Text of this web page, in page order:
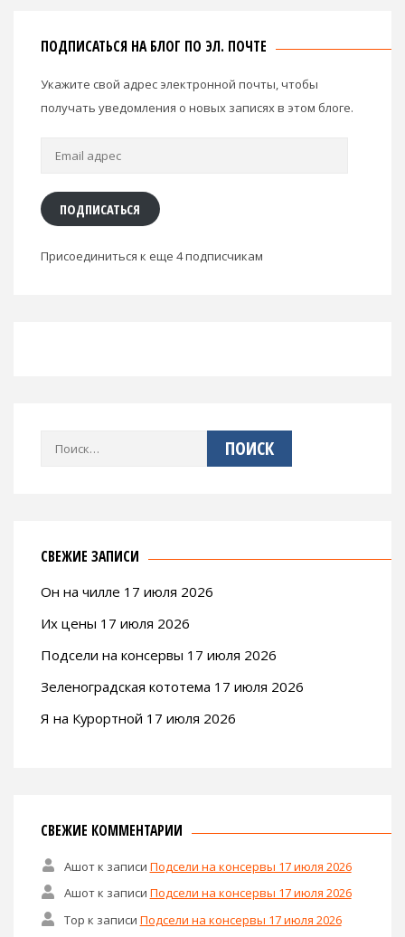
ПОДПИСАТЬСЯ НА БЛОГ ПО ЭЛ. ПОЧТЕ
Укажите свой адрес электронной почты, чтобы
получать уведомления о новых записях в этом блоге.
Email
ПОДПИСАТЬСЯ
Присоединиться к еще 4 подписчикам
Найти:
СВЕЖИЕ ЗАПИСИ
Он на чилле 17 июля 2026
Их цены 17 июля 2026
Подсели на консервы 17 июля 2026
Зеленоградская кототема 17 июля 2026
Я на Курортной 17 июля 2026
СВЕЖИЕ КОММЕНТАРИИ
Ашотк записи Подсели на консервы 17 июля 2026
Ашотк записи Подсели на консервы 17 июля 2026
Тор к записи Подсели на консервы 17 июля 2026